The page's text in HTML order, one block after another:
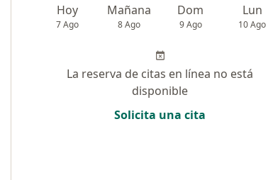
Hoy
7 Ago
Mañana
8 Ago
Dom
9 Ago
Lun
10 Ago
La reserva de citas en línea no está
disponible
Solicita una cita